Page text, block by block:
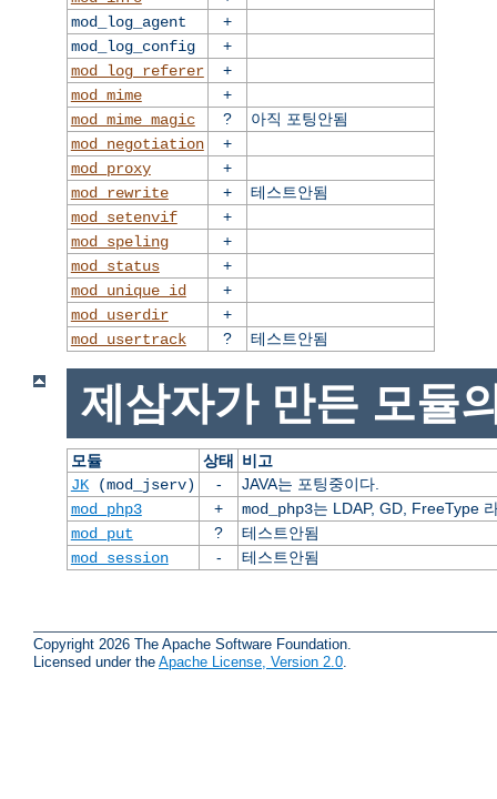
mod_log_agent
+
mod_log_config
+
mod_log_referer
+
mod_mime
+
mod_mime_magic
?
아직 포팅안됨
mod_negotiation
+
mod_proxy
+
mod_rewrite
+
테스트안됨
mod_setenvif
+
mod_speling
+
mod_status
+
mod_unique_id
+
mod_userdir
+
mod_usertrack
? 테스트안됨
제삼자가 만든 모듈
모듈 상태 비고
JK(mod_jserv) -
JAVA는 포팅중이다.
mod_php3
+ mod_php3는 LDAP, GD, FreeType
mod_put
?
테스트안됨
mod_session
- 테스트안됨
Copyright 2026 The Apache Software Foundation.
Licensed under the Apache License, Version 2.0